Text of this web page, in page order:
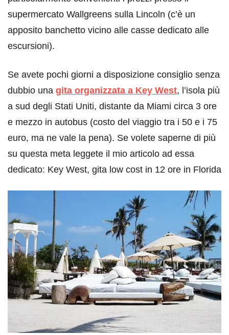
supermercato Wallgreens sulla Lincoln (c’è un
apposito banchetto vicino alle casse dedicato alle
escursioni).
Se avete pochi giorni a disposizione consiglio senza
dubbio una gita organizzata a Key West, l’isola più
a sud degli Stati Uniti, distante da Miami circa 3 ore
e mezzo in autobus (costo del viaggio tra i 50 e i 75
euro, ma ne vale la pena). Se volete saperne di più
su questa meta leggete il mio articolo ad essa
dedicato: Key West, gita low cost in 12 ore in Florida